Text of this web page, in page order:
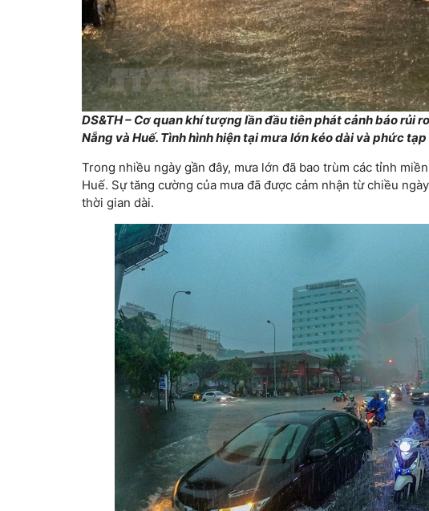
DS&TH – Cơ quan khí tượng lần đầu tiên phát cảnh báo rủi
Nẵng và Huế. Tình hình hiện tại mưa lớn kéo dài và phức
Trong nhiều ngày gần đây, mưa lớn đã bao trùm các tỉnh
Huế. Sự tăng cường của mưa đã được cảm nhận từ chiều
thời gian dài.